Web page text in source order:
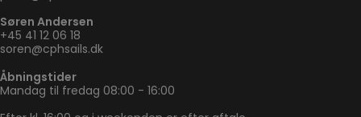
Søren Andersen
+45 41 12 06 18
soren@cphsails.dk
Åbningstider
Mandag til fredag 08:00 - 16:00